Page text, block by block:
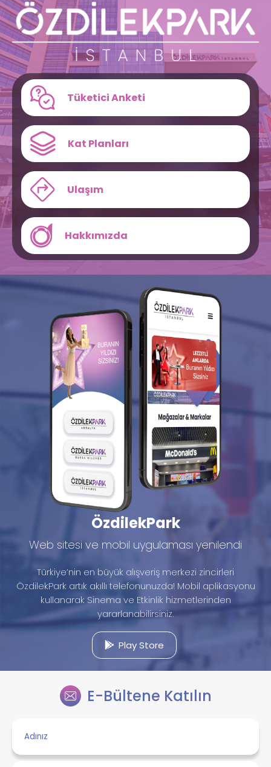
Tüketici Anketi
Kat Planları
Ulaşım
Hakkımızda
ÖzdilekPark
Web sitesi ve mobil uygulaması yenilendi
Türkiye’nin en büyük alışveriş merkezi zincirleri
ÖzdilekPark artık akıllı telefonunuzda! Mobil aplikasyonu
kullanarak Sinema ve Etkinlik hizmetlerinden
yararlanabilirsiniz.
Play Store
E-Bültene Katılın